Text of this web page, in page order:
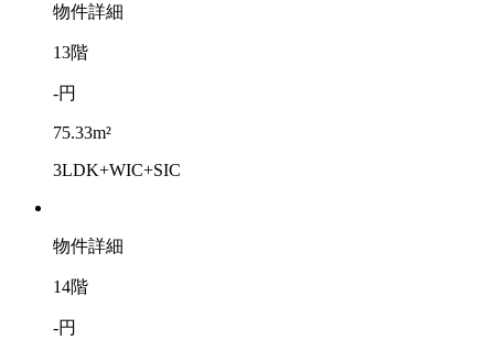
物件詳細
13階
-円
75.33m²
3LDK+WIC+SIC
物件詳細
14階
-円